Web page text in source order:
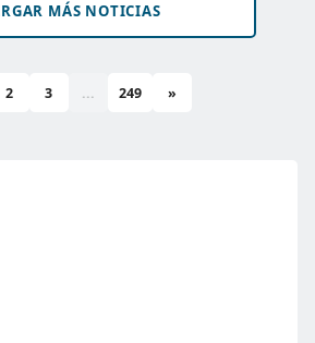
MÁS NOTICIAS
2 3 ... 249 »